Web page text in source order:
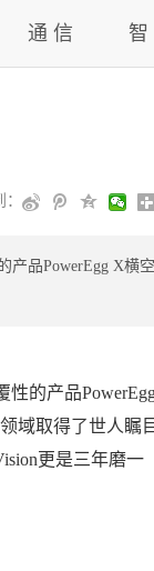
通 信 智
产品PowerEgg X横
性的产品
域取得了世人瞩
更是三年磨一